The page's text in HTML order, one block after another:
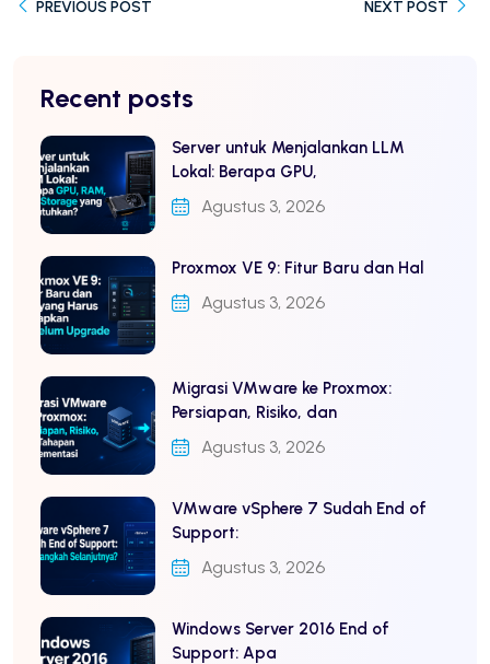
PREVIOUS POST NEXT POST
Recent posts
Server untuk Menjalankan LLM
Lokal: Berapa GPU,
Agustus 3, 2026
Proxmox VE 9: Fitur Baru dan Hal
Agustus 3, 2026
Migrasi VMware ke Proxmox:
Persiapan, Risiko, dan
Agustus 3, 2026
VMware vSphere 7 Sudah End of
Support:
Agustus 3, 2026
Windows Server 2016 End of
Support: Apa